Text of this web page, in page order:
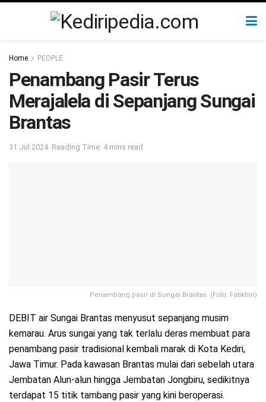
Home PEOPLE
Penambang Pasir Terus
Merajalela di Sepanjang Sungai
Brantas
31 Jul 2024 Reading Time: 4 mins read
Penambang pasir di Sungai Brantas. (Foto: Fatikhin)
DEBIT air Sungai Brantas menyusut sepanjang musim
kemarau. Arus sungai yang tak terlalu deras membuat para
penambang pasir tradisional kembali marak di Kota Kediri,
Jawa Timur. Pada kawasan Brantas mulai dari sebelah utara
Jembatan Alun-alun hingga Jembatan Jongbiru, sedikitnya
terdapat 15 titik tambang pasir yang kini beroperasi.